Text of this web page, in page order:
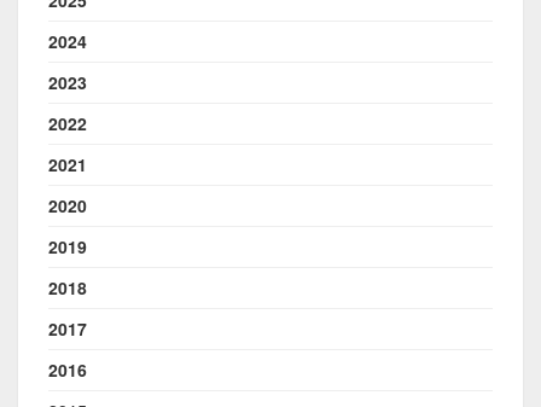
2024
2023
2022
2021
2020
2019
2018
2017
2016